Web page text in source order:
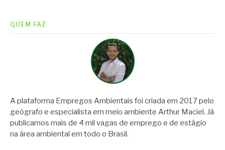
QUEM FAZ
A plataforma Empregos Ambientais foi criada em 2017 pelo
geógrafo e especialista em meio ambiente Arthur Maciel. Já
publicamos mais de 4 mil vagas de emprego e de estágio
na área ambiental em todo o Brasil.